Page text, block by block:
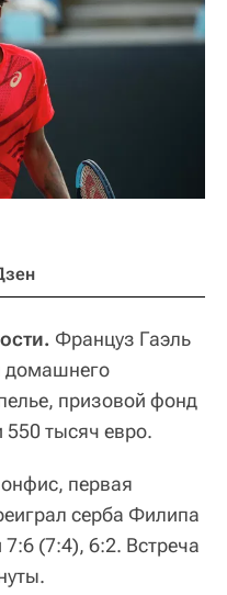
Француз Гаэль
домашнего
призовой фонд
550 тысяч евро.
первая
серба Филипа
(7:4), 6:2. Встреча